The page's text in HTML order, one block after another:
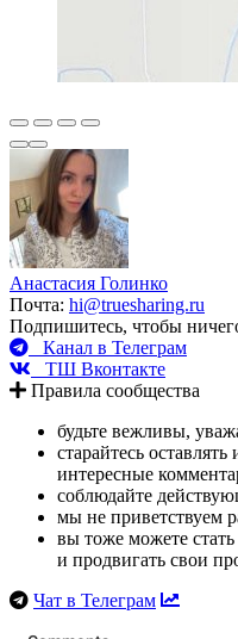
Анастасия Голинко
Почта: hi@truesharing.ru
Подпишитесь, чтобы
Канал в Телеграм
ТШ Вконтакте
Правила сообщества
будьте вежливы,
старайтесь
интересные
соблюдайте
мы не приветствуем
вы тоже можете стать
и продвигать свои
Чат в Телеграм